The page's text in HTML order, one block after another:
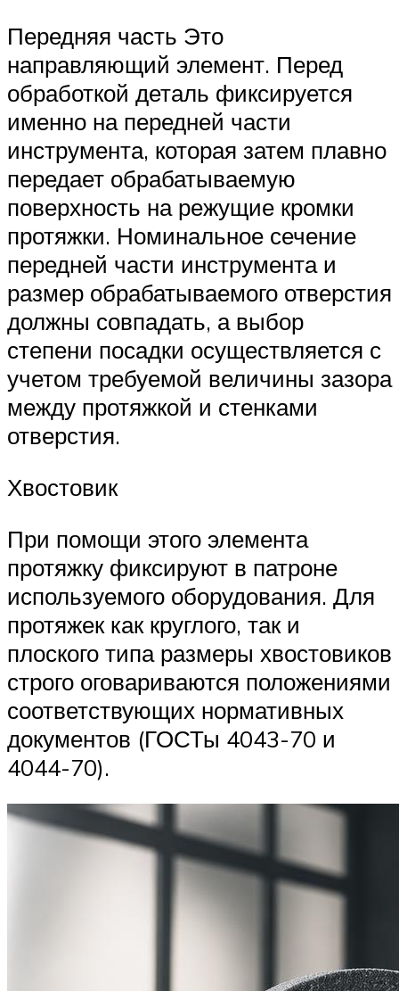
Передняя часть Это
направляющий элемент. Перед
обработкой деталь фиксируется
именно на передней части
инструмента, которая затем плавно
передает обрабатываемую
поверхность на режущие кромки
протяжки. Номинальное сечение
передней части инструмента и
размер обрабатываемого отверстия
должны совпадать, а выбор
степени посадки осуществляется с
учетом требуемой величины зазора
между протяжкой и стенками
отверстия.
Хвостовик
При помощи этого элемента
протяжку фиксируют в патроне
используемого оборудования. Для
протяжек как круглого, так и
плоского типа размеры хвостовиков
строго оговариваются положениями
соответствующих нормативных
документов (ГОСТы 4043-70 и
4044-70).